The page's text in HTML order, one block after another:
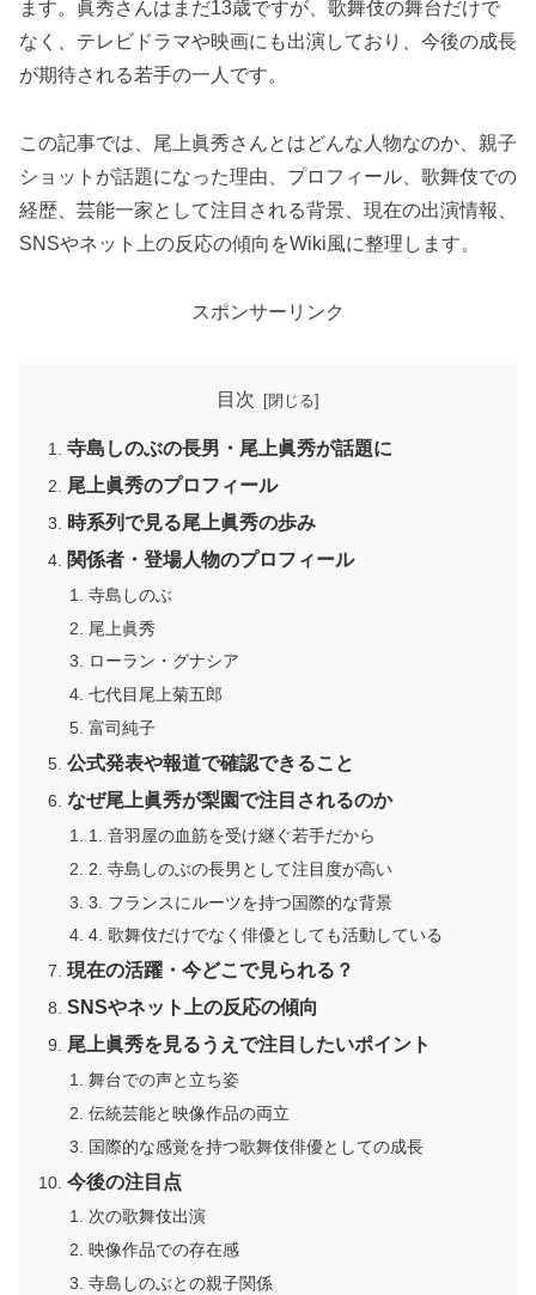
ます。眞秀さんはまだ13歳ですが、歌舞伎の舞台だけで
なく、テレビドラマや映画にも出演しており、今後の成長
が期待される若手の一人です。
この記事では、尾上眞秀さんとはどんな人物なのか、親子
ショットが話題になった理由、プロフィール、歌舞伎での
経歴、芸能一家として注目される背景、現在の出演情報、
SNSやネット上の反応の傾向をWiki風に整理します。
スポンサーリンク
目次
寺島しのぶの長男・尾上眞秀が話題に
尾上眞秀のプロフィール
時系列で見る尾上眞秀の歩み
関係者・登場人物のプロフィール
寺島しのぶ
尾上眞秀
ローラン・グナシア
七代目尾上菊五郎
富司純子
公式発表や報道で確認できること
なぜ尾上眞秀が梨園で注目されるのか
1. 音羽屋の血筋を受け継ぐ若手だから
2. 寺島しのぶの長男として注目度が高い
3. フランスにルーツを持つ国際的な背景
4. 歌舞伎だけでなく俳優としても活動している
現在の活躍・今どこで見られる？
SNSやネット上の反応の傾向
尾上眞秀を見るうえで注目したいポイント
舞台での声と立ち姿
伝統芸能と映像作品の両立
国際的な感覚を持つ歌舞伎俳優としての成長
今後の注目点
次の歌舞伎出演
映像作品での存在感
寺島しのぶとの親子関係